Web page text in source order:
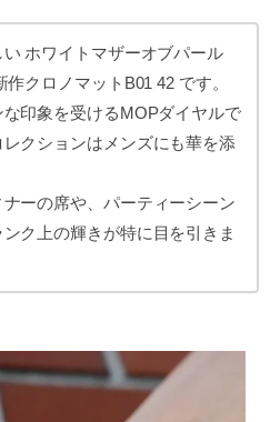
い ホワイトマザーオブパール
作クロノマットB01 42 です。
な印象を受けるMOPダイヤルで
クションはメンズにも華を添
ーの席や、パーティーシーン
ク上の輝きが特に目を引きま